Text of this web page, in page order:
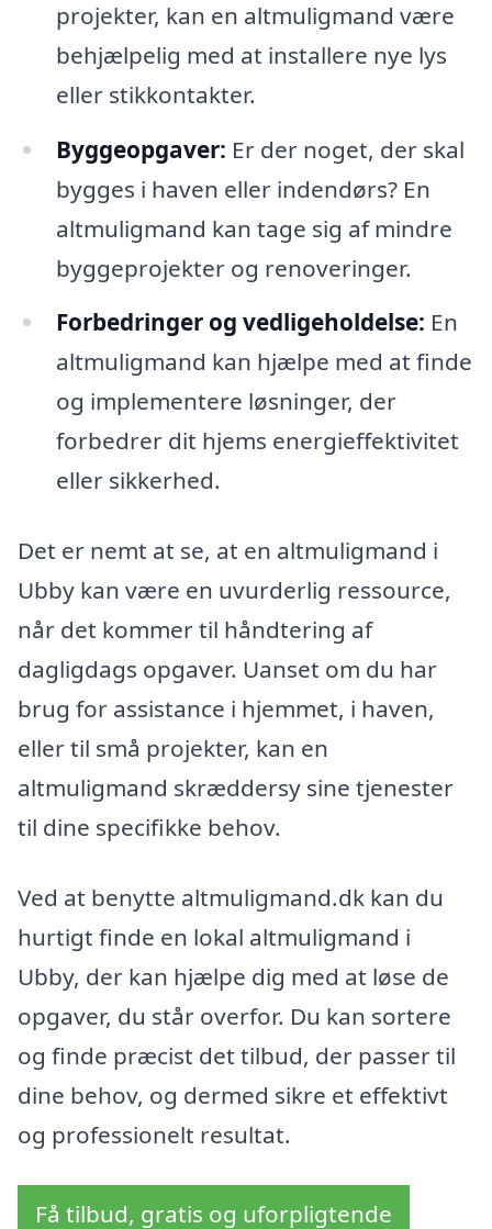
projekter, kan en altmuligmand være
behjælpelig med at installere nye lys
eller stikkontakter.
Byggeopgaver: Er der noget, der skal
bygges i haven eller indendørs? En
altmuligmand kan tage sig af mindre
byggeprojekter og renoveringer.
Forbedringer og vedligeholdelse: En
altmuligmand kan hjælpe med at finde
og implementere løsninger, der
forbedrer dit hjems energieffektivitet
eller sikkerhed.
Det er nemt at se, at en altmuligmand i
Ubby kan være en uvurderlig ressource,
når det kommer til håndtering af
dagligdags opgaver. Uanset om du har
brug for assistance i hjemmet, i haven,
eller til små projekter, kan en
altmuligmand skræddersy sine tjenester
til dine specifikke behov.
Ved at benytte altmuligmand.dk kan du
hurtigt finde en lokal altmuligmand i
Ubby, der kan hjælpe dig med at løse de
opgaver, du står overfor. Du kan sortere
og finde præcist det tilbud, der passer til
dine behov, og dermed sikre et effektivt
og professionelt resultat.
Få tilbud, gratis og uforpligtende